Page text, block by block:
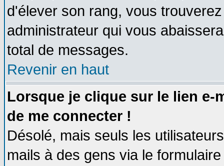
d'élever son rang, vous
administrateur qui vous
total de messages.
Revenir en haut
Lorsque je clique sur le lien e-
de me connecter !
Désolé, mais seuls les
mails à des gens via le